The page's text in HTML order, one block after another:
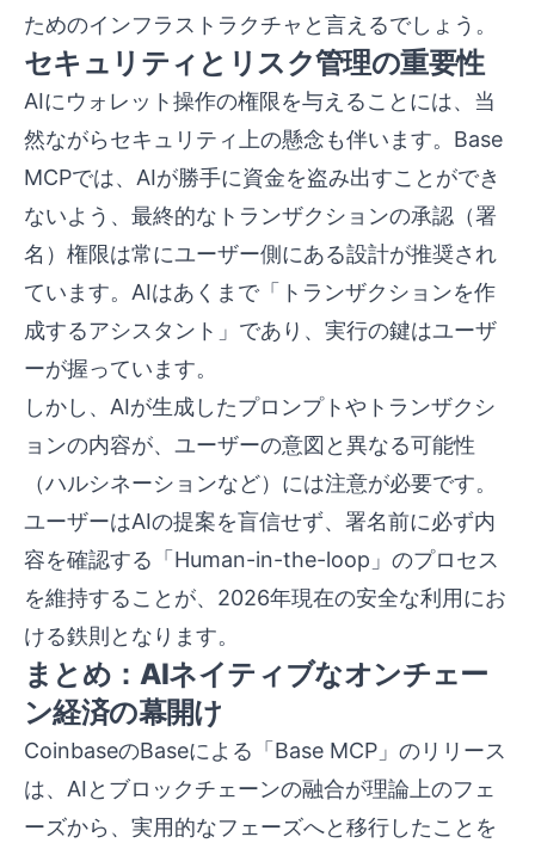
ためのインフラストラクチャと言えるでしょう。
セキュリティとリスク管理の重要性
AIにウォレット操作の権限を与えることには、当
然ながらセキュリティ上の懸念も伴います。Base
MCPでは、AIが勝手に資金を盗み出すことができ
ないよう、最終的なトランザクションの承認（署
名）権限は常にユーザー側にある設計が推奨され
ています。AIはあくまで「トランザクションを作
成するアシスタント」であり、実行の鍵はユーザ
ーが握っています。
しかし、AIが生成したプロンプトやトランザクシ
ョンの内容が、ユーザーの意図と異なる可能性
（ハルシネーションなど）には注意が必要です。
ユーザーはAIの提案を盲信せず、署名前に必ず内
容を確認する「Human-in-the-loop」のプロセス
を維持することが、2026年現在の安全な利用にお
ける鉄則となります。
まとめ：AIネイティブなオンチェー
ン経済の幕開け
CoinbaseのBaseによる「Base MCP」のリリース
は、AIとブロックチェーンの融合が理論上のフェ
ーズから、実用的なフェーズへと移行したことを